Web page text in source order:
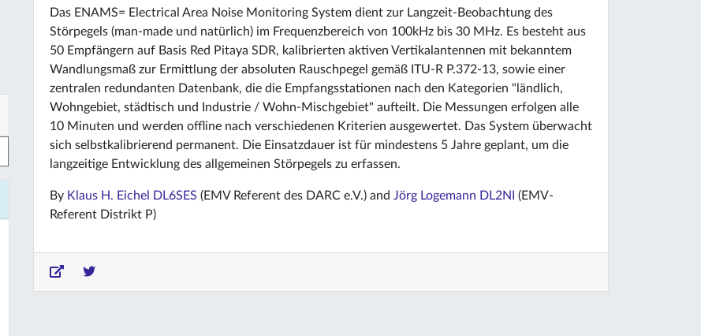
Das ENAMS= Electrical Area Noise Monitoring System dient zur Langzeit-Beobachtung des
Störpegels (man-made und natürlich) im Frequenzbereich von 100kHz bis 30 MHz. Es besteht aus
50 Empfängern auf Basis Red Pitaya SDR, kalibrierten aktiven Vertikalantennen mit bekanntem
Wandlungsmaß zur Ermittlung der absoluten Rauschpegel gemäß ITU-R P.372-13, sowie einer
zentralen redundanten Datenbank, die die Empfangsstationen nach den Kategorien "ländlich,
Wohngebiet, städtisch und Industrie / Wohn-Mischgebiet" aufteilt. Die Messungen erfolgen alle
10 Minuten und werden offline nach verschiedenen Kriterien ausgewertet. Das System überwacht
sich selbstkalibrierend permanent. Die Einsatzdauer ist für mindestens 5 Jahre geplant, um die
langzeitige Entwicklung des allgemeinen Störpegels zu erfassen.
By Klaus H. Eichel DL6SES (EMV Referent des DARC e.V.) and Jörg Logemann DL2NI
(EMV-
Referent Distrikt P)